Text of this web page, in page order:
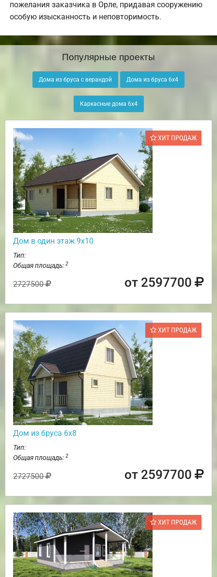
пожелания заказчика в Орле, придавая сооружению
особую изысканность и неповторимость.
Популярные проекты
Дома из бруса с верандой Дома из бруса 6х4
Каркасные дома 6х4
ХИТ ПРОДАЖ
Дом в один этаж 9х10
Тип:
Общая площадь: 2
2727500 от 2597700
ХИТ ПРОДАЖ
Дом из бруса 6х8
Тип:
Общая площадь: 2
2727500 от 2597700
ХИТ ПРОДАЖ